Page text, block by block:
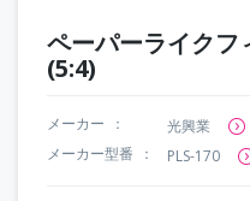
ペーパーライクフ
(5:4)
メーカー 光興業
メーカー型番
PLS-170